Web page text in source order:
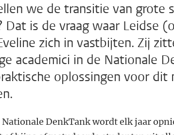
we de transitie van grote
Dat is de vraag waar Leidse
zich in vastbijten. Zij
academici in de Nationale
oplossingen voor dit
Nationale DenkTank wordt elk jaar